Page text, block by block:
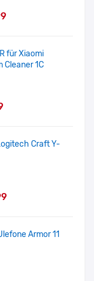
für Xiaomi
Cleaner 1C
Craft Y-
Armor 11